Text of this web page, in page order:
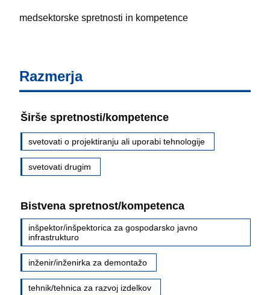
medsektorske spretnosti in kompetence
Razmerja
Širše spretnosti/kompetence
svetovati o projektiranju ali uporabi tehnologije
svetovati drugim
Bistvena spretnost/kompetenca
inšpektor/inšpektorica za gospodarsko javno
infrastrukturo
inženir/inženirka za demontažo
tehnik/tehnica za razvoj izdelkov